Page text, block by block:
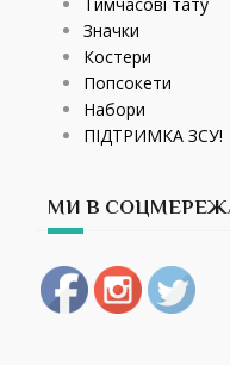
Значки
Костери
Попсокети
Набори
ПІДТРИМКА ЗСУ!
МИ В